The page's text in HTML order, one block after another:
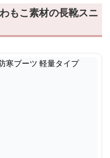
もこ素材の長靴スニ